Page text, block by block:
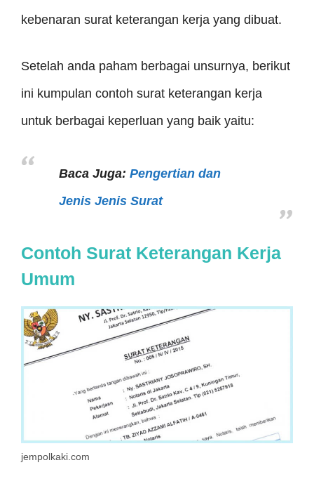
kebenaran surat keterangan kerja yang dibuat.
Setelah anda paham berbagai unsurnya, berikut
ini kumpulan contoh surat keterangan kerja
untuk berbagai keperluan yang baik yaitu:
Baca Juga: Pengertian dan
Jenis Jenis Surat
Contoh Surat Keterangan Kerja
Umum
jempolkaki.com